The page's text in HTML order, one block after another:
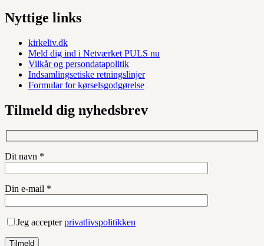
Nyttige links
kirkeliv.dk
Meld dig ind i Netværket PULS nu
Vilkår og persondatapolitik
Indsamlingsetiske retningslinjer
Formular for kørselsgodgørelse
Tilmeld dig nyhedsbrev
Dit navn *
Din e-mail *
Jeg accepterprivatlivspolitikken